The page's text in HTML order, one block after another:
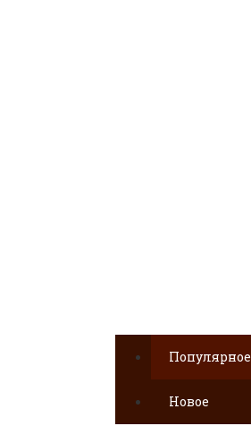
Популярное
Новое